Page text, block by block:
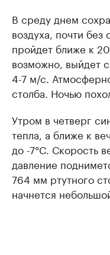
В среду днем
воздуха, почти
пройдет ближе к
возможно, выйдет
4-7 м/с.
столба. Ночью
Утром в четверг
тепла, а ближе к
до -7°C. Скорость
давление
764 мм ртутного
начнется